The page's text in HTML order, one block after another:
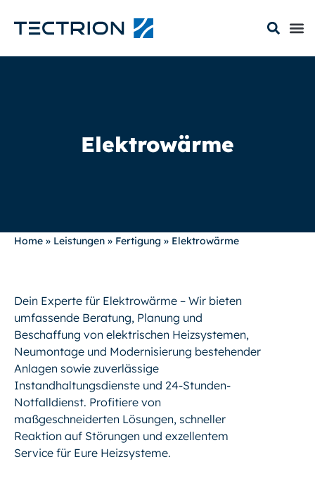
Elektrowärme
Home » Leistungen » Fertigung » Elektrowärme
Dein Experte für Elektrowärme – Wir bieten
umfassende Beratung, Planung und
Beschaffung von elektrischen Heizsystemen,
Neumontage und Modernisierung bestehender
Anlagen sowie zuverlässige
Instandhaltungsdienste und 24-Stunden-
Notfalldienst. Profitiere von
maßgeschneiderten Lösungen, schneller
Reaktion auf Störungen und exzellentem
Service für Eure Heizsysteme.